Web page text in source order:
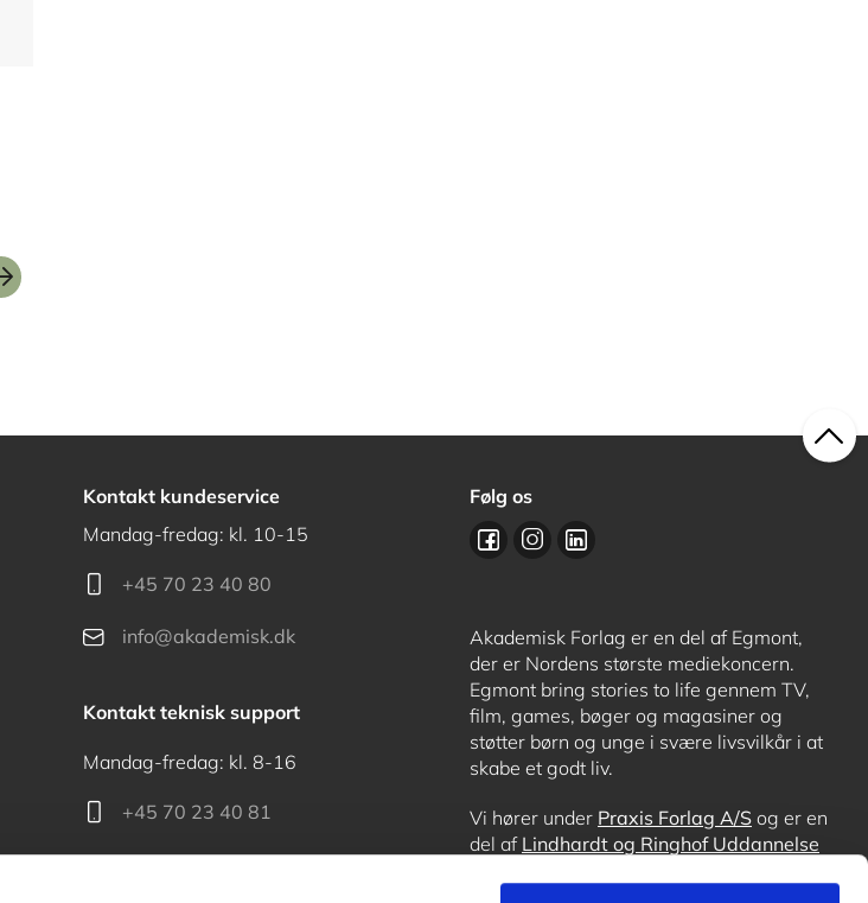
Kontakt kundeservice
Mandag-fredag: kl. 10-15
+45 70 23 40 80
info@akademisk.dk
Kontakt teknisk support
Mandag-fredag: kl. 8-16
+45 70 23 40 81
Følg os
Akademisk Forlag er en del af Egmont,
der er Nordens største mediekoncern.
Egmont bring stories to life gennem TV,
film, games, bøger og magasiner og
støtter børn og unge i svære livsvilkår i at
skabe et godt liv.
Vi hører under Praxis Forlag A/S og er en
del af Lindhardt og Ringhof Uddannelse